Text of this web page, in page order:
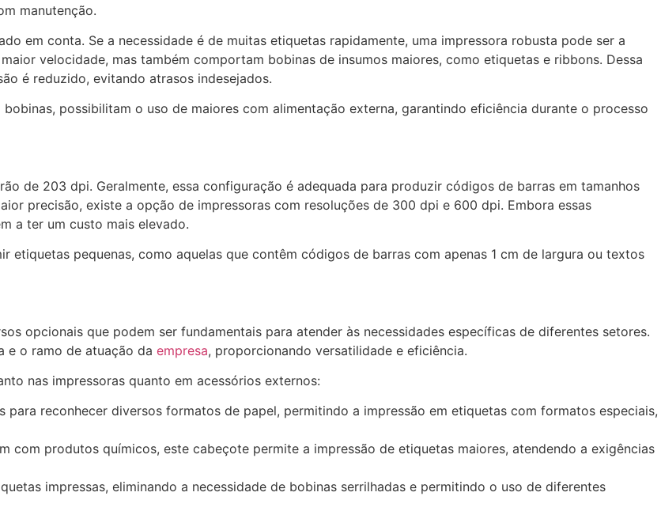
manutenção.
em conta. Se a necessidade é de muitas etiquetas rapidamente, uma impressora robusta pode ser a
velocidade, mas também comportam bobinas de insumos maiores, como etiquetas e ribbons. Dessa
é reduzido, evitando atrasos indesejados.
possibilitam o uso de maiores com alimentação externa, garantindo eficiência durante o processo
de 203 dpi. Geralmente, essa configuração é adequada para produzir códigos de barras em tamanhos
precisão, existe a opção de impressoras com resoluções de 300 dpi e 600 dpi. Embora essas
a ter um custo mais elevado.
etiquetas pequenas, como aquelas que contêm códigos de barras com apenas 1 cm de largura ou textos
opcionais que podem ser fundamentais para atender às necessidades específicas de diferentes setores.
e o ramo de atuação da empresa, proporcionando versatilidade e eficiência.
nas impressoras quanto em acessórios externos:
para reconhecer diversos formatos de papel, permitindo a impressão em etiquetas com formatos especiais,
com produtos químicos, este cabeçote permite a impressão de etiquetas maiores, atendendo a exigências
impressas, eliminando a necessidade de bobinas serrilhadas e permitindo o uso de diferentes